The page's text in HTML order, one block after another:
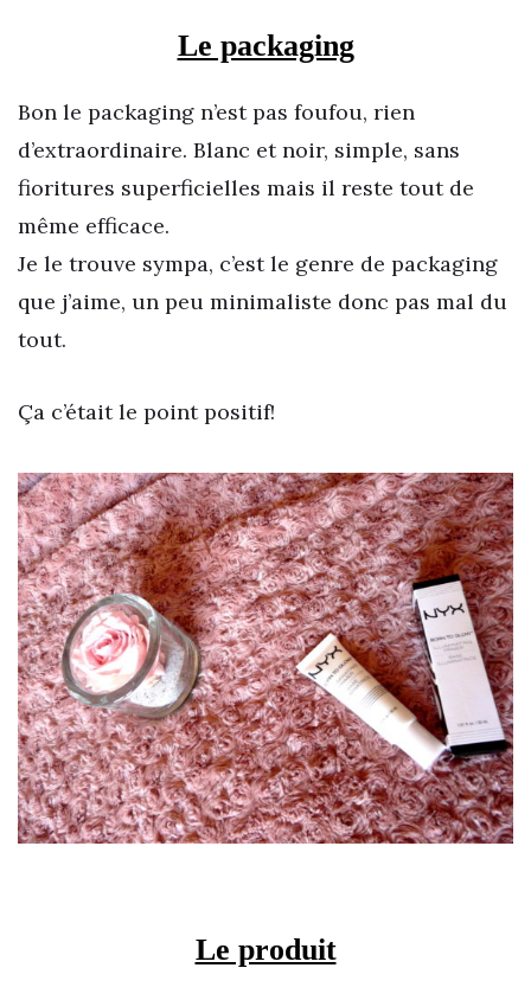
Le packaging
Bon le packaging n’est pas foufou, rien
d’extraordinaire. Blanc et noir, simple, sans
fioritures superficielles mais il reste tout de
même efficace.
Je le trouve sympa, c’est le genre de packaging
que j’aime, un peu minimaliste donc pas mal du
tout.
Ça c’était le point positif!
Le produit